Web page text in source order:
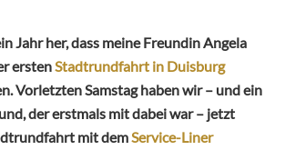
Jahr her, dass meine Freundin Angela
erstenStadtrundfahrt in Duisburg
Vorletzten Samstag haben wir – und ein
der erstmals mit dabei war – jetzt
mit demService-Liner